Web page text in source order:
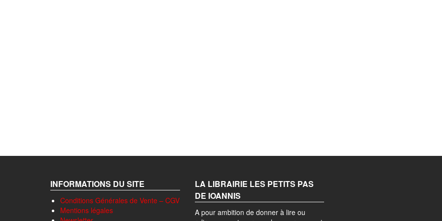
INFORMATIONS DU SITE
Conditions Générales de Vente – CGV
Mentions légales
LA LIBRAIRIE LES PETITS PAS
DE IOANNIS
A pour ambition de donner à lire ou